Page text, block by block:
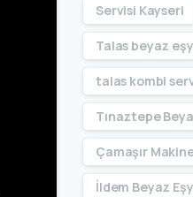
Servisi Kayseri
Talas beyaz
talas kombi
Tınaztepe
Çamaşır
İldem Beyaz